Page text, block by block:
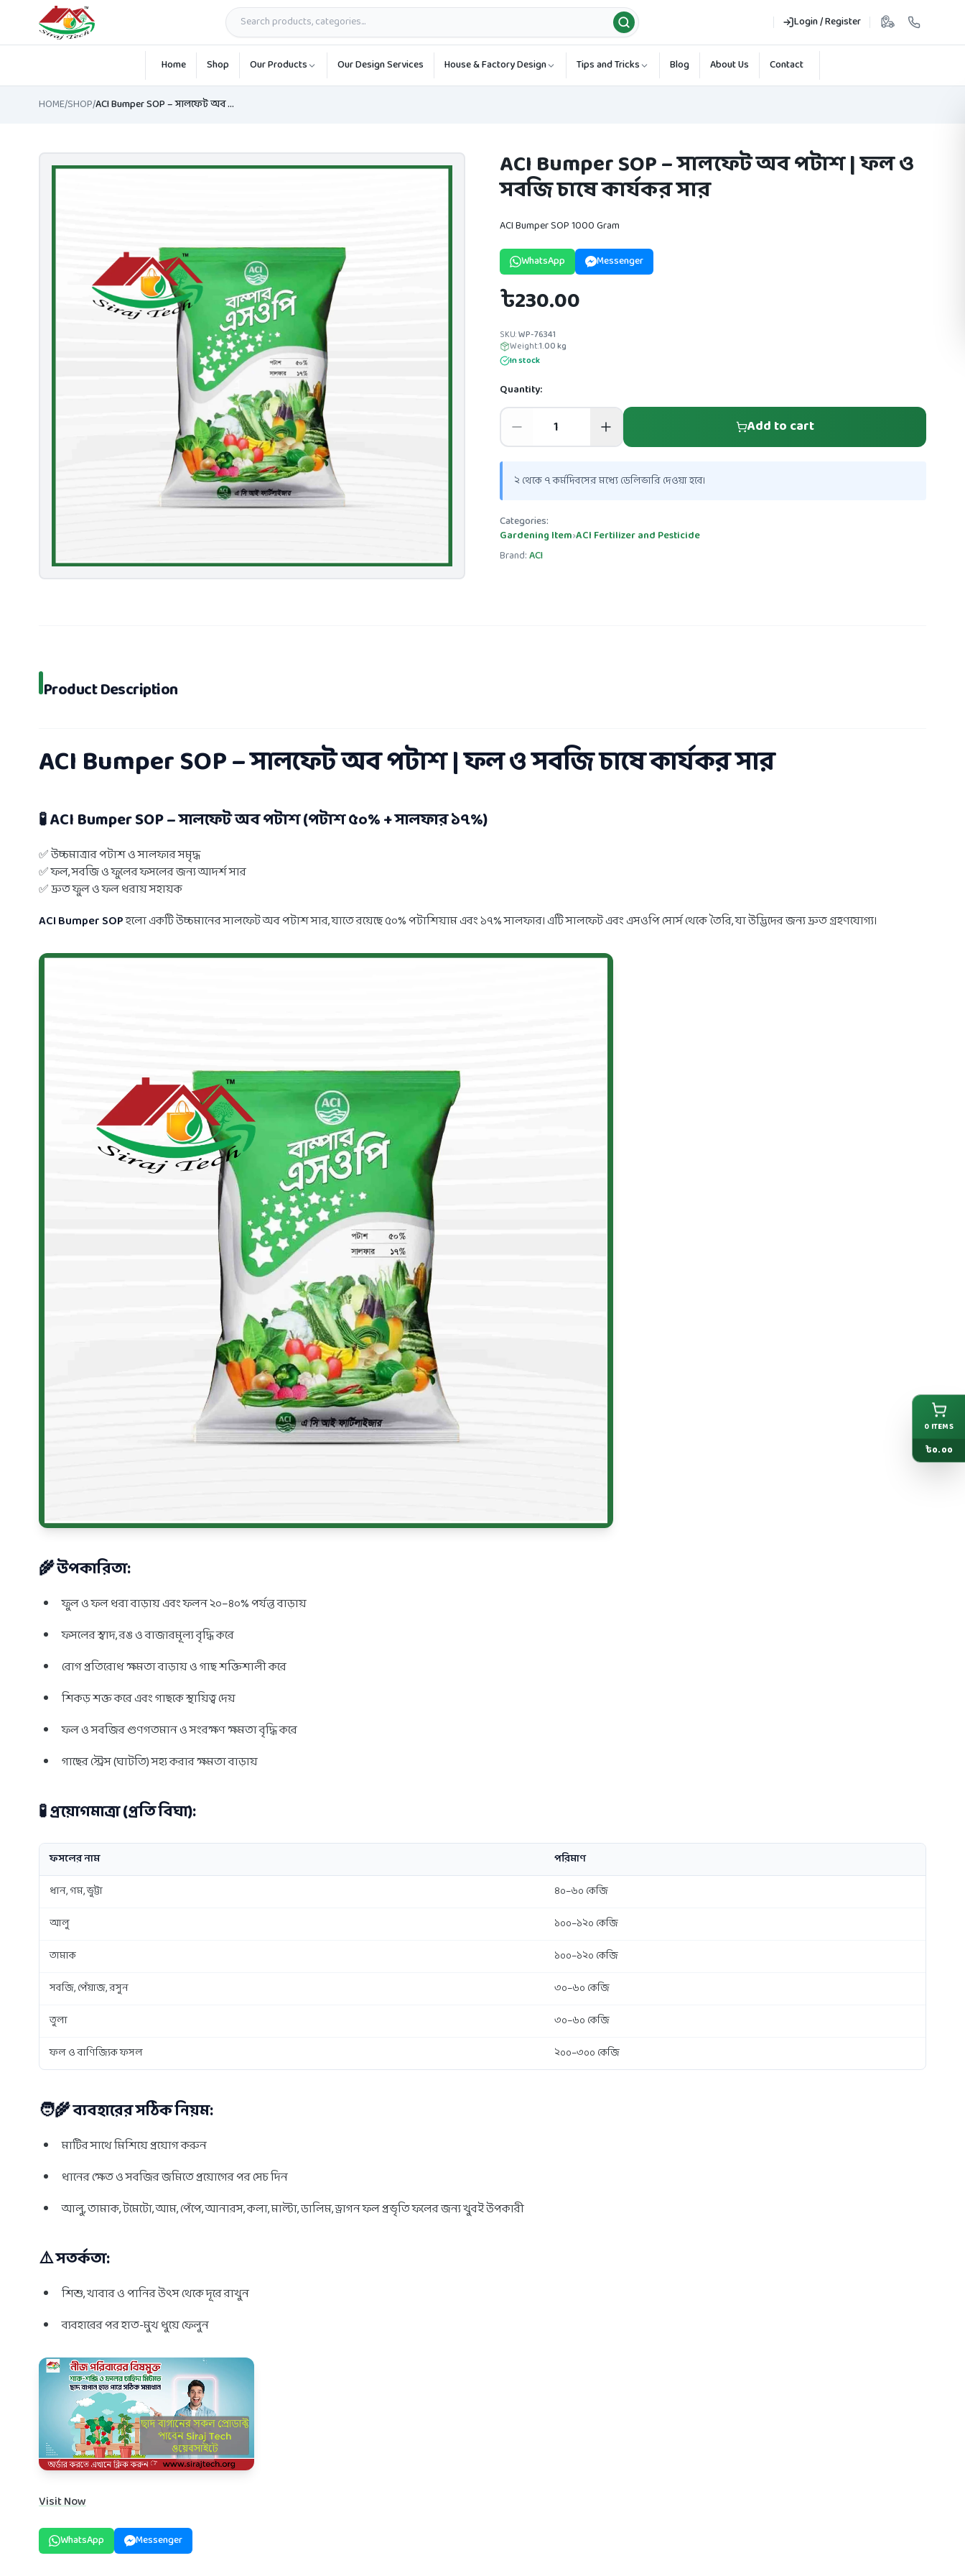
Login / Register
Skip to main content
Home Shop Our Products Our Design Services House & Factory Design Tips and Tricks Blog About Us Contact
HOME/SHOP/ ACI Bumper SOP – সালফেট অব পটাশ | ফল ও সবজি চাষে কার্যকর সার
ACI Bumper SOP – সালফেট অব পটাশ | ফল ও
সবজি চাষে কার্যকর সার
ACI Bumper SOP 1000 Gram
WhatsApp Messenger
৳230.00
SKU:WP-76341
Weight:1.00kg
In stock
Quantity:
Add to cart
২ থেকে ৭ কর্মদিবসের মধ্যে ডেলিভারি দেওয়া হবে।
Categories:
Gardening Item›ACI Fertilizer and Pesticide
Brand:ACI
Product Description
ACI Bumper SOP – সালফেট অব পটাশ | ফল ও সবজি চাষে কার্যকর সার
🧪 ACI Bumper SOP – সালফেট অব পটাশ (পটাশ ৫০% + সালফার ১৭%)
✅ উচ্চমাত্রার পটাশ ও সালফার সমৃদ্ধ
✅ ফল, সবজি ও ফুলের ফসলের জন্য আদর্শ সার
✅ দ্রুত ফুল ও ফল ধরায় সহায়ক
ACI Bumper SOPহলো একটি উচ্চমানের সালফেট অব পটাশ সার, যাতে রয়েছে ৫০% পটাশিয়াম এবং ১৭% সালফার। এটি সালফেট এবং এসওপি সোর্স থেকে তৈরি, যা উদ্ভিদের জন্য দ্রুত গ্রহণযোগ্য।
🌾 উপকারিতা:
ফুল ও ফল ধরা বাড়ায় এবং ফলন ২০–৪০% পর্যন্ত বাড়ায়
ফসলের স্বাদ, রঙ ও বাজারমূল্য বৃদ্ধি করে
রোগ প্রতিরোধ ক্ষমতা বাড়ায় ও গাছ শক্তিশালী করে
শিকড় শক্ত করে এবং গাছকে স্থায়িত্ব দেয়
ফল ও সবজির গুণগতমান ও সংরক্ষণ ক্ষমতা বৃদ্ধি করে
গাছের স্ট্রেস (ঘাটতি) সহ্য করার ক্ষমতা বাড়ায়
🧪 প্রয়োগমাত্রা (প্রতি বিঘা):
ফসলের নাম
পরিমাণ
ধান, গম, ভুট্টা
৪০–৬০ কেজি
আলু
১০০–১২০ কেজি
তামাক
১০০–১২০ কেজি
সবজি, পেঁয়াজ, রসুন
৩০–৬০ কেজি
তুলা
৩০–৬০ কেজি
ফল ও বাণিজ্যিক ফসল
২০০–৩০০ কেজি
🧑‍🌾 ব্যবহারের সঠিক নিয়ম:
মাটির সাথে মিশিয়ে প্রয়োগ করুন
ধানের ক্ষেত ও সবজির জমিতে প্রয়োগের পর সেচ দিন
আলু, তামাক, টমেটো, আম, পেঁপে, আনারস, কলা, মাল্টা, ডালিম, ড্রাগন ফল প্রভৃতি ফলের জন্য খুবই উপকারী
⚠️ সতর্কতা:
শিশু, খাবার ও পানির উৎস থেকে দূরে রাখুন
ব্যবহারের পর হাত-মুখ ধুয়ে ফেলুন
Visit Now
WhatsApp Messenger
0 ITEMS
৳0.00